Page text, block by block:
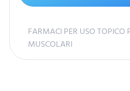
FARMACI PER USO TOPICO
MUSCOLARI